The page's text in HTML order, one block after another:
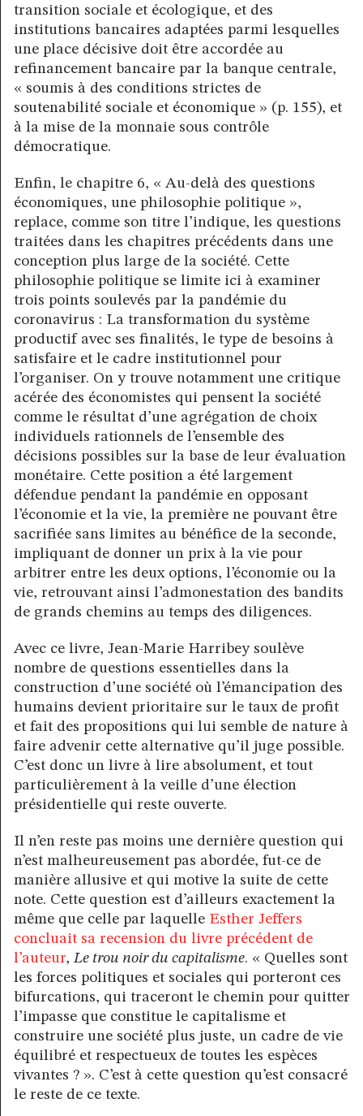
transition sociale et écologique, et des
institutions bancaires adaptées parmi lesquelles
une place décisive doit être accordée au
refinancement bancaire par la banque centrale,
« soumis à des conditions strictes de
soutenabilité sociale et économique » (p. 155), et
à la mise de la monnaie sous contrôle
démocratique.
Enfin, le chapitre 6, « Au-delà des questions
économiques, une philosophie politique »,
replace, comme son titre l’indique, les questions
traitées dans les chapitres précédents dans une
conception plus large de la société. Cette
philosophie politique se limite ici à examiner
trois points soulevés par la pandémie du
coronavirus : La transformation du système
productif avec ses finalités, le type de besoins à
satisfaire et le cadre institutionnel pour
l’organiser. On y trouve notamment une critique
acérée des économistes qui pensent la société
comme le résultat d’une agrégation de choix
individuels rationnels de l’ensemble des
décisions possibles sur la base de leur évaluation
monétaire. Cette position a été largement
défendue pendant la pandémie en opposant
l’économie et la vie, la première ne pouvant être
sacrifiée sans limites au bénéfice de la seconde,
impliquant de donner un prix à la vie pour
arbitrer entre les deux options, l’économie ou la
vie, retrouvant ainsi l’admonestation des bandits
de grands chemins au temps des diligences.
Avec ce livre, Jean-Marie Harribey soulève
nombre de questions essentielles dans la
construction d’une société où l’émancipation des
humains devient prioritaire sur le taux de profit
et fait des propositions qui lui semble de nature à
faire advenir cette alternative qu’il juge possible.
C’est donc un livre à lire absolument, et tout
particulièrement à la veille d’une élection
présidentielle qui reste ouverte.
Il n’en reste pas moins une dernière question qui
n’est malheureusement pas abordée, fut-ce de
manière allusive et qui motive la suite de cette
note. Cette question est d’ailleurs exactement la
même que celle par laquelle Esther Jeffers
concluait sa recension du livre précédent de
l’auteur,Le trou noir du capitalisme. « Quelles sont
les forces politiques et sociales qui porteront ces
bifurcations, qui traceront le chemin pour quitter
l’impasse que constitue le capitalisme et
construire une société plus juste, un cadre de vie
équilibré et respectueux de toutes les espèces
vivantes ? ». C’est à cette question qu’est consacré
le reste de ce texte.